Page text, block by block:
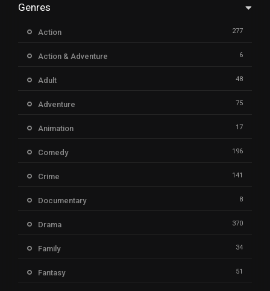
Genres
Action 277
Action & Adventure 6
Adult 48
Adventure 75
Animation 17
Comedy 196
Crime 141
Documentary 8
Drama 370
Family 34
Fantasy 51